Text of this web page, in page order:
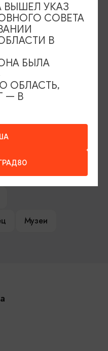
САЙТЕ
Электронная виза
мероприятий
Как доехать
Музеи
ВЫШЕЛ УКАЗ
СОВЕТА
В
БЫЛА
ОБЛАСТЬ,
— В